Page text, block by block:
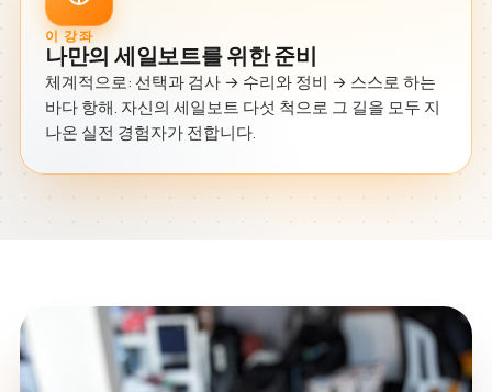
이 강좌
나만의 세일보트를 위한 준비
체계적으로: 선택과 검사 → 수리와 정비 → 스스로 하는
바다 항해. 자신의 세일보트 다섯 척으로 그 길을 모두 지
나온 실전 경험자가 전합니다.